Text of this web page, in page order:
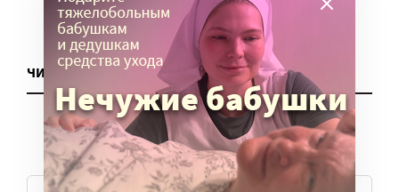
ЧИТАТЬ ЕЩЕ